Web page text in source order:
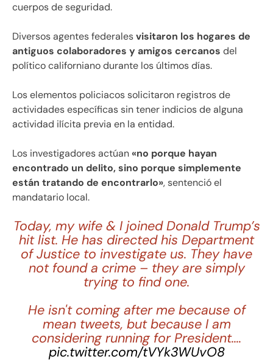
cuerpos de seguridad.
Diversos agentes federalesvisitaron los hogares de
antiguos colaboradores y amigos cercanos del
político californiano durante los últimos días.
Los elementos policiacos solicitaron registros de
actividades específicas sin tener indicios de alguna
actividad ilícita previa en la entidad.
Los investigadores actúan«no porque hayan
encontrado un delito, sino porque simplemente
están tratando de encontrarlo», sentenció el
mandatario local.
Today, my wife & I joined Donald Trump’s
hit list. He has directed his Department
of Justice to investigate us. They have
not found a crime – they are simply
trying to find one.
He isn't coming after me because of
mean tweets, but because I am
considering running for President.…
pic.twitter.com/tVYk3WUvO8